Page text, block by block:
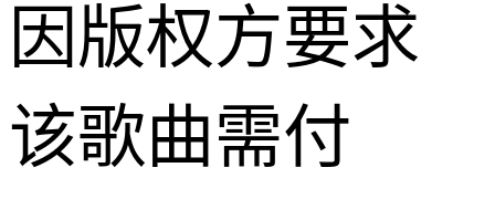
因版权方要求
该歌曲需付